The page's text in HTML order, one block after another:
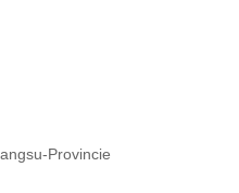
Provincie